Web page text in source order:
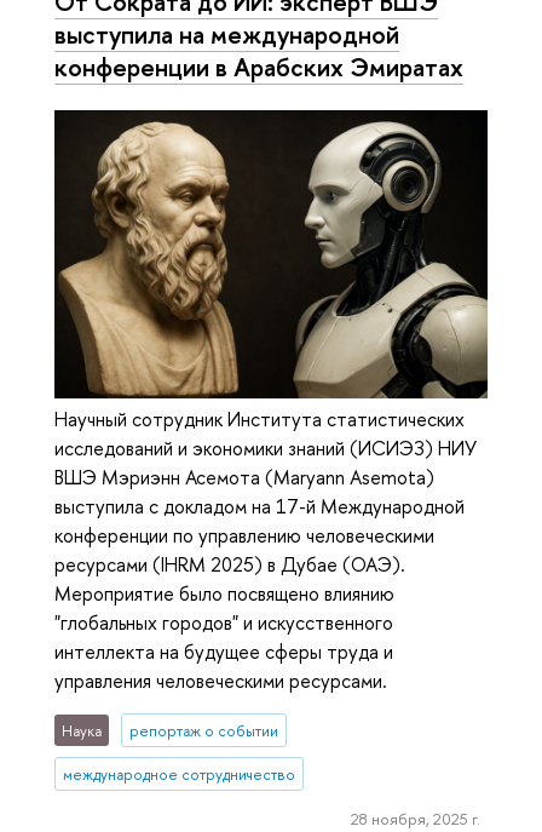
выступила на международной
конференции в Арабских Эмиратах
Научный сотрудник Института статистических
исследований и экономики знаний (ИСИЭЗ) НИУ
ВШЭ Мэриэнн Асемота (Maryann Asemota)
выступила с докладом на 17-й Международной
конференции по управлению человеческими
ресурсами (IHRM 2025) в Дубае (ОАЭ).
Мероприятие было посвящено влиянию
"глобальных городов" и искусственного
интеллекта на будущее сферы труда и
управления человеческими ресурсами.
Наука репортаж о событии
международное сотрудничество
28 ноября, 2025 г.